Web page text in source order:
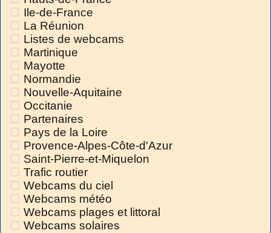
Ile-de-France
La Réunion
Listes de webcams
Martinique
Mayotte
Normandie
Nouvelle-Aquitaine
Occitanie
Partenaires
Pays de la Loire
Provence-Alpes-Côte-d'Azur
Saint-Pierre-et-Miquelon
Trafic routier
Webcams du ciel
Webcams météo
Webcams plages et littoral
Webcams solaires